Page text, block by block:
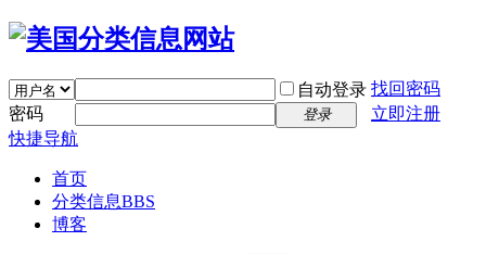
自动登录 找回密码
密码
登录
立即注册
快捷导航
首页
分类信息BBS
博客